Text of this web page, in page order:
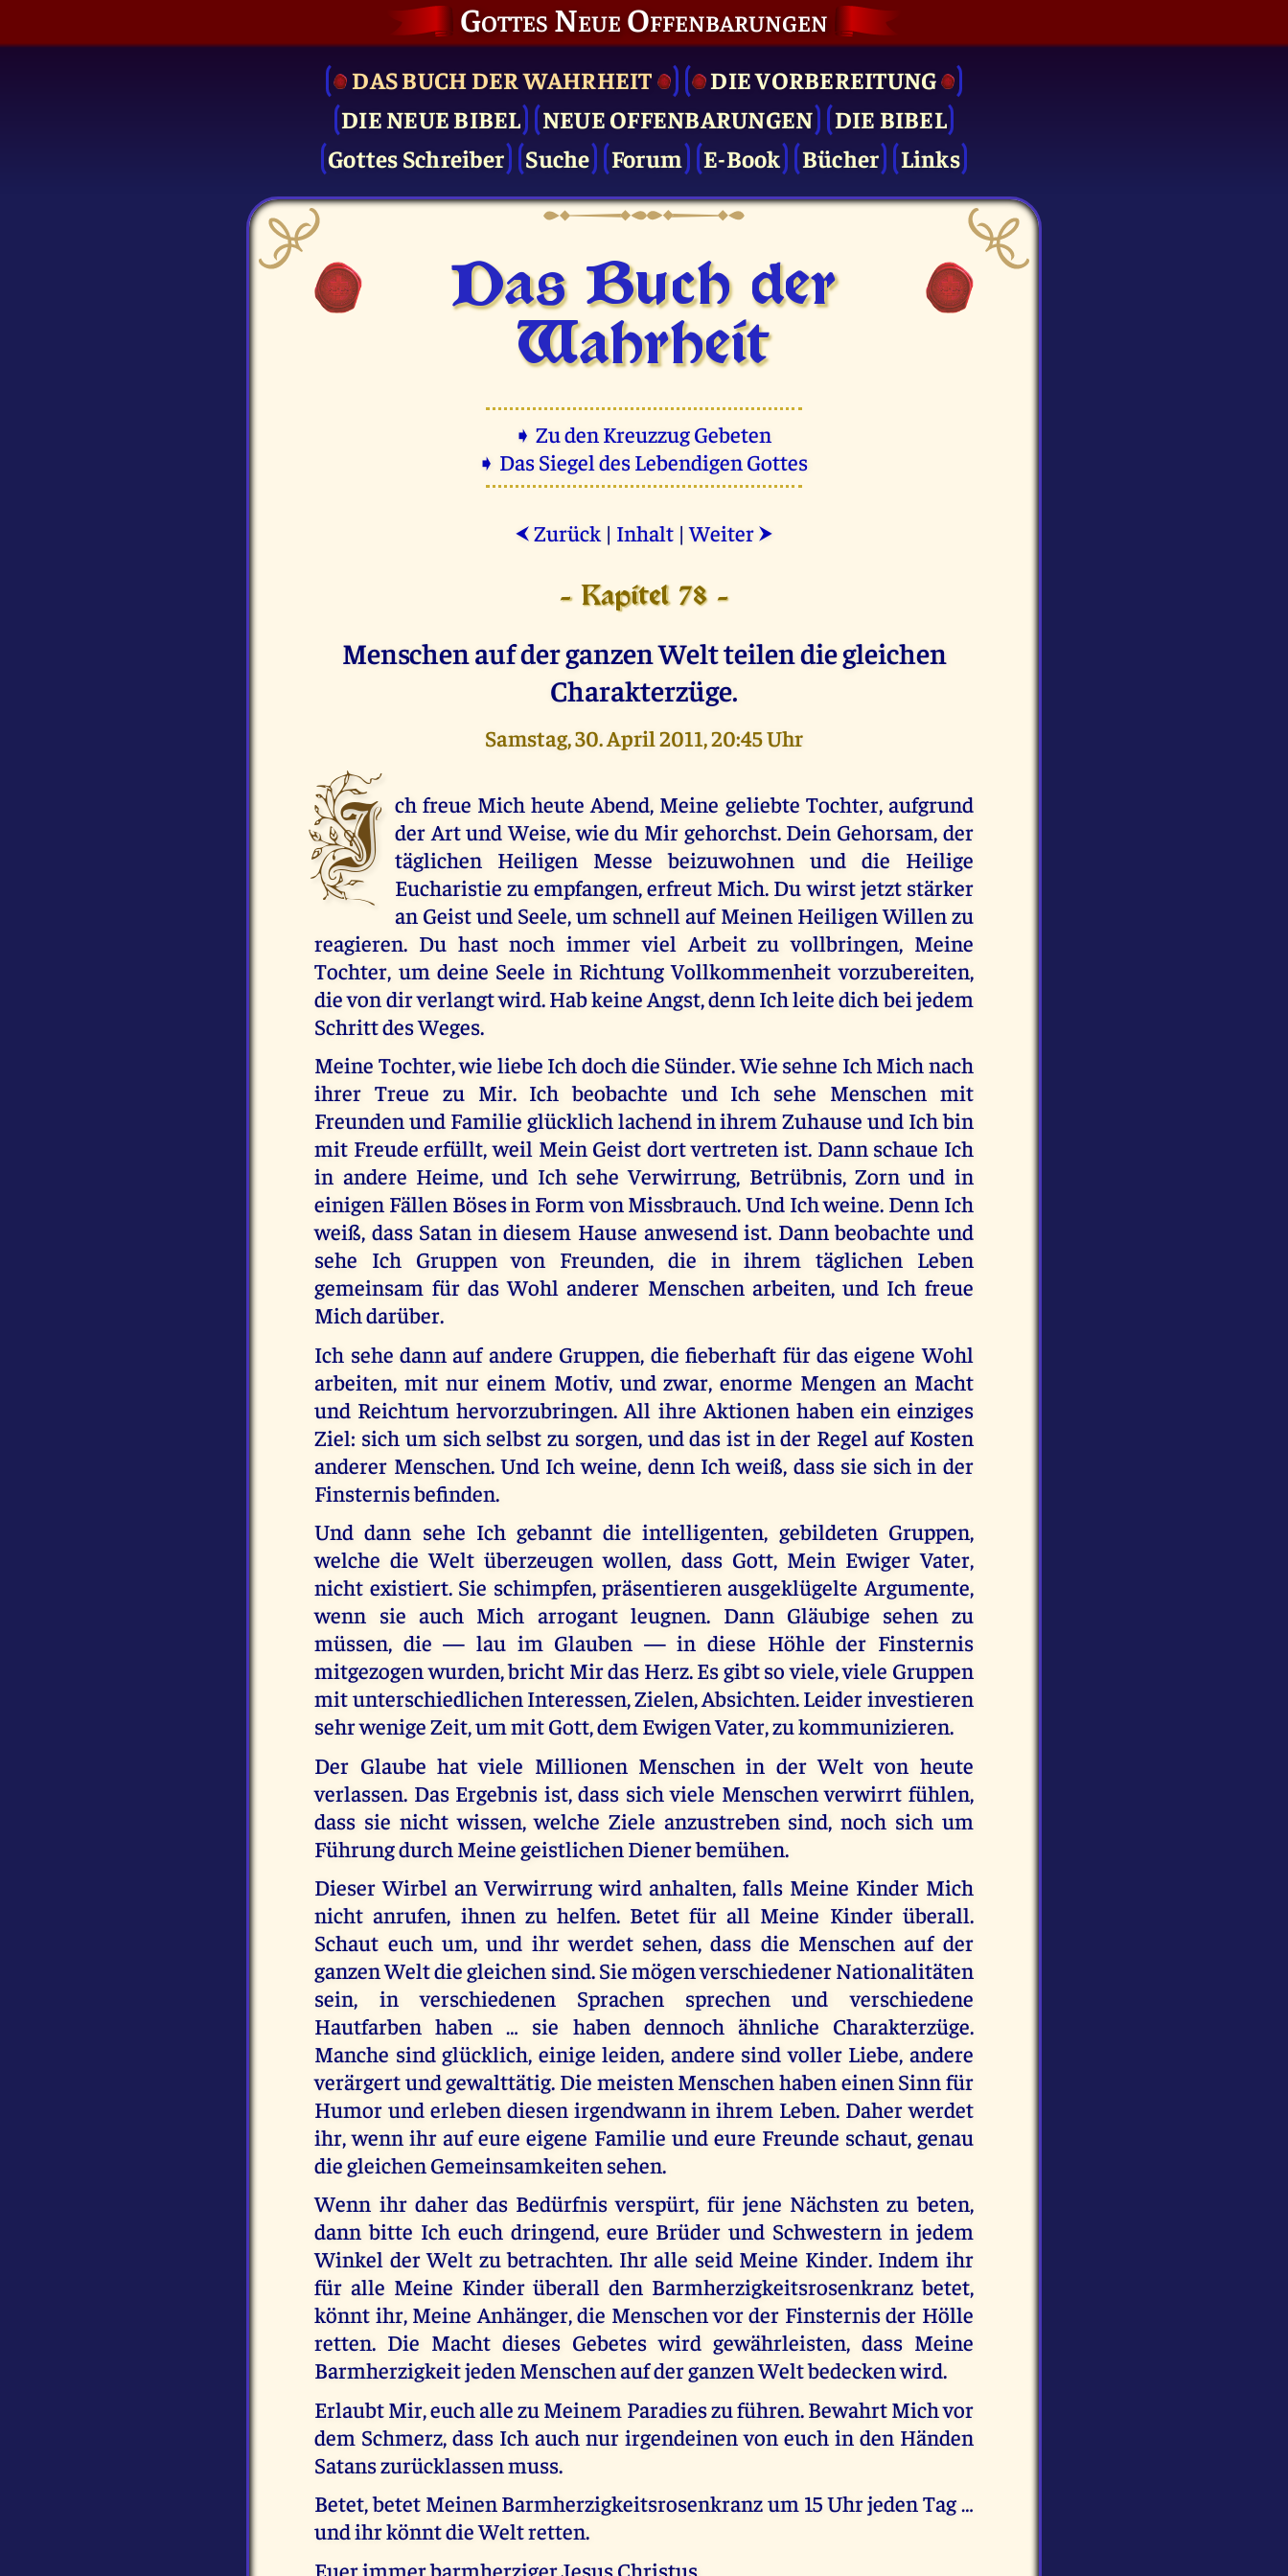
Gottes Neue Offenbarungen
DAS BUCH DER WAHRHEIT
DIE VOR­BEREITUNG
DIE NEUE BIBEL
NEUE OFFENBARUNGEN
DIE BIBEL
Gottes Schreiber
Suche Forum E-Book Bücher Links
Das Buch der
Wahrheit
➧ Zu den Kreuzzug Gebeten
➧ Das Siegel des Lebendigen Gottes
⮜ Zurück | Inhalt |Weiter ⮞
- Kapitel 78 -
Menschen auf der ganzen Welt teilen die gleichen
Charakterzüge.
Samstag, 30. April 2011, 20:45 Uhr
I ch freue Mich heute Abend, Meine geliebte Tochter, aufgrund
der Art und Weise, wie du Mir gehorchst. Dein Gehorsam, der
täglichen Heiligen Messe beizuwohnen und die Heilige
Eucharistie zu empfangen, erfreut Mich. Du wirst jetzt stärker
an Geist und Seele, um schnell auf Meinen Heiligen Willen zu
reagieren. Du hast noch immer viel Arbeit zu vollbringen, Meine
Tochter, um deine Seele in Richtung Vollkommenheit vorzubereiten,
die von dir verlangt wird. Hab keine Angst, denn Ich leite dich bei jedem
Schritt des Weges.
Meine Tochter, wie liebe Ich doch die Sünder. Wie sehne Ich Mich nach
ihrer Treue zu Mir. Ich beobachte und Ich sehe Menschen mit
Freunden und Familie glücklich lachend in ihrem Zuhause und Ich bin
mit Freude erfüllt, weil Mein Geist dort vertreten ist. Dann schaue Ich
in andere Heime, und Ich sehe Verwirrung, Betrübnis, Zorn und in
einigen Fällen Böses in Form von Missbrauch. Und Ich weine. Denn Ich
weiß, dass Satan in diesem Hause anwesend ist. Dann beobachte und
sehe Ich Gruppen von Freunden, die in ihrem täglichen Leben
gemeinsam für das Wohl anderer Menschen arbeiten, und Ich freue
Mich darüber.
Ich sehe dann auf andere Gruppen, die fieberhaft für das eigene Wohl
arbeiten, mit nur einem Motiv, und zwar, enorme Mengen an Macht
und Reichtum hervorzubringen. All ihre Aktionen haben ein einziges
Ziel: sich um sich selbst zu sorgen, und das ist in der Regel auf Kosten
anderer Menschen. Und Ich weine, denn Ich weiß, dass sie sich in der
Finsternis befinden.
Und dann sehe Ich gebannt die intelligenten, gebildeten Gruppen,
welche die Welt überzeugen wollen, dass Gott, Mein Ewiger Vater,
nicht existiert. Sie schimpfen, präsentieren ausgeklügelte Argumente,
wenn sie auch Mich arrogant leugnen. Dann Gläubige sehen zu
müssen, die — lau im Glauben — in diese Höhle der Finsternis
mitgezogen wurden, bricht Mir das Herz. Es gibt so viele, viele Gruppen
mit unterschiedlichen Interessen, Zielen, Absichten. Leider investieren
sehr wenige Zeit, um mit Gott, dem Ewigen Vater, zu kommunizieren.
Der Glaube hat viele Millionen Menschen in der Welt von heute
verlassen. Das Ergebnis ist, dass sich viele Menschen verwirrt fühlen,
dass sie nicht wissen, welche Ziele anzustreben sind, noch sich um
Führung durch Meine geistlichen Diener bemühen.
Dieser Wirbel an Verwirrung wird anhalten, falls Meine Kinder Mich
nicht anrufen, ihnen zu helfen. Betet für all Meine Kinder überall.
Schaut euch um, und ihr werdet sehen, dass die Menschen auf der
ganzen Welt die gleichen sind. Sie mögen verschiedener Nationalitäten
sein, in verschiedenen Sprachen sprechen und verschiedene
Hautfarben haben … sie haben dennoch ähnliche Charakterzüge.
Manche sind glücklich, einige leiden, andere sind voller Liebe, andere
verärgert und gewalttätig. Die meisten Menschen haben einen Sinn für
Humor und erleben diesen irgendwann in ihrem Leben. Daher werdet
ihr, wenn ihr auf eure eigene Familie und eure Freunde schaut, genau
die gleichen Gemeinsamkeiten sehen.
Wenn ihr daher das Bedürfnis verspürt, für jene Nächsten zu beten,
dann bitte Ich euch dringend, eure Brüder und Schwestern in jedem
Winkel der Welt zu betrachten. Ihr alle seid Meine Kinder. Indem ihr
für alle Meine Kinder überall den Barmherzigkeitsrosenkranz betet,
könnt ihr, Meine Anhänger, die Menschen vor der Finsternis der Hölle
retten. Die Macht dieses Gebetes wird gewährleisten, dass Meine
Barmherzigkeit jeden Menschen auf der ganzen Welt bedecken wird.
Erlaubt Mir, euch alle zu Meinem Paradies zu führen. Bewahrt Mich vor
dem Schmerz, dass Ich auch nur irgendeinen von euch in den Händen
Satans zurücklassen muss.
Betet, betet Meinen Barmherzigkeitsrosenkranz um 15 Uhr jeden Tag …
und ihr könnt die Welt retten.
Euer immer barmherziger Jesus Christus